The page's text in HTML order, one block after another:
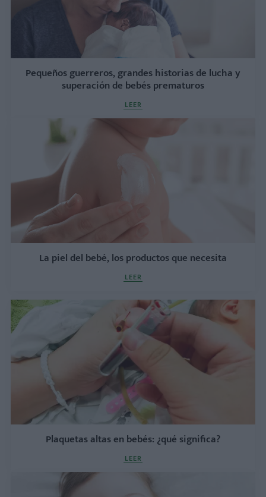
Pequeños guerreros, grandes historias de lucha y
superación de bebés prematuros
LEER
La piel del bebé, los productos que necesita
LEER
Plaquetas altas en bebés: ¿qué significa?
LEER